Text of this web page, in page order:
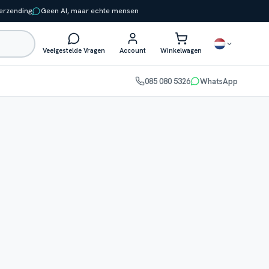
Geen AI, maar echte mensen
Veelgestelde Vragen Account Winkelwagen
085 080 5326 WhatsApp